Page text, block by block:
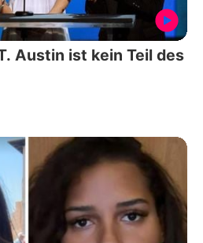
Austin ist kein Teil des